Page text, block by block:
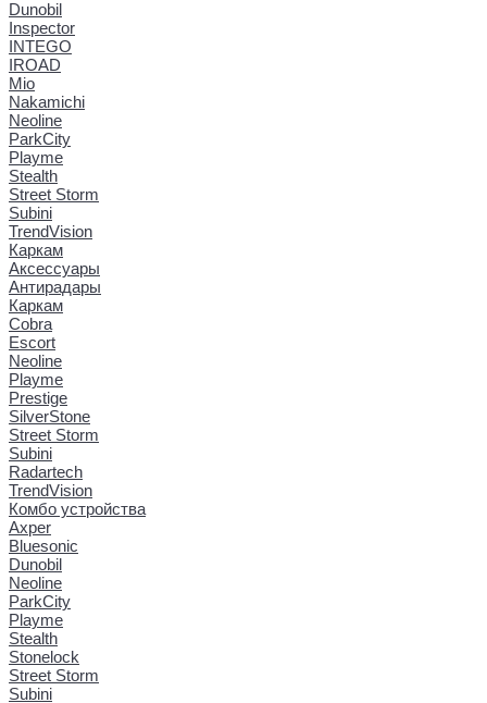
Dunobil
Inspector
INTEGO
IROAD
Mio
Nakamichi
Neoline
ParkCity
Playme
Stealth
Street Storm
Subini
TrendVision
Каркам
Аксессуары
Антирадары
Каркам
Cobra
Escort
Neoline
Playme
Prestige
SilverStone
Street Storm
Subini
Radartech
TrendVision
Комбо устройства
Axper
Bluesonic
Dunobil
Neoline
ParkCity
Playme
Stealth
Stonelock
Street Storm
Subini